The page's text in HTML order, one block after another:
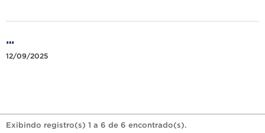
…
12/09/2025
Exibindo registro(s) 1 a 6 de 6 encontrado(s).